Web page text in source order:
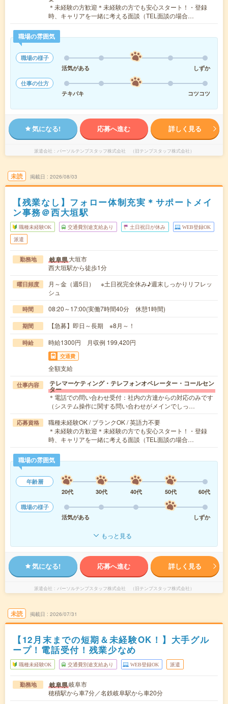
＊未経験の方歓迎＊未経験の方でも安心スタート！・登録
時、キャリアを一緒に考える面談（TEL面談の場合…
職場の雰囲気
職場の様子
活気がある
しずか
仕事の仕方
テキパキ
コツコツ
気になる! 応募へ進む 詳しく見る
派遣会社 パーソルテンプスタッフ株式会社 （旧テンプスタッフ株式会社）
未読 掲載日 2026/08/03
【残業なし】フォロー体制充実＊サポートメイ
ン事務＠西大垣駅
職種未経験OK 交通費別途支給あり 土日祝日が休み WEB登録OK
派遣
勤務地 岐阜県大垣市
西大垣駅から徒歩1分
曜日頻度
月～金（週5日） ※土日祝完全休み♪週末しっかりリフレッ
シュ
時間 08:20～17:00(実働7時間40分 休憩1時間)
期間 【急募】即日～長期 ※8月～！
時給 時給1300円 月収例 199,420円
交通費
全額支給
仕事内容 テレマーケティング・テレフォンオペレーター・コールセン
ター
＊電話での問い合わせ受付：社内の方達からの対応のみです
（システム操作に関する問い合わせがメインでしっ…
応募資格
職種未経験OK / ブランクOK / 英語力不要
＊未経験の方歓迎＊未経験の方でも安心スタート！・登録
時、キャリアを一緒に考える面談（TEL面談の場合…
職場の雰囲気
年齢層
20代
30代 40代 50代
60代
職場の様子
活気がある
しずか
もっと見る
気になる! 応募へ進む 詳しく見る
派遣会社 パーソルテンプスタッフ株式会社 （旧テンプスタッフ株式会社）
未読 掲載日 2026/07/31
【12月末までの短期＆未経験OK！】大手グル
ープ！電話受付！残業少なめ
職種未経験OK 交通費別途支給あり WEB登録OK 派遣
勤務地 岐阜県岐阜市
穂積駅から車7分／名鉄岐阜駅から車20分